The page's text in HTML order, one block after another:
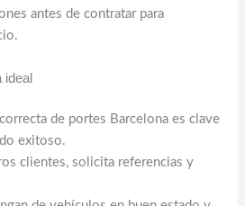
antes de contratar para
de portes Barcelona es clave
exitoso.
clientes, solicita referencias y